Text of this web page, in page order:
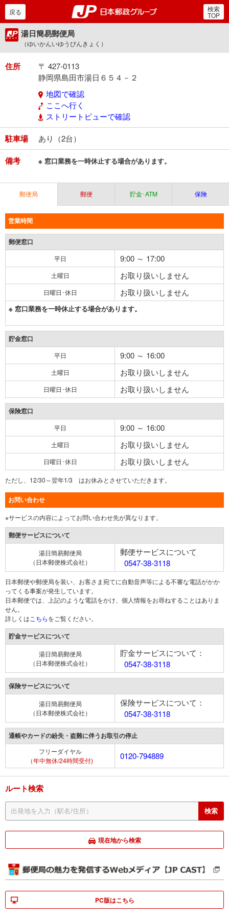
郵便局・日本郵政グルー
戻る 検索
TOP
湯日簡易郵便局
（ゆいかんいゆうびんきょく）
住所
〒 427-0113
静岡県島田市湯日６５４－２
地図で確認
ここへ行く
ストリートビューで確認
駐車場 あり（2台）
備考 ※ 窓口業務を一時休止する場合があります。
郵便局 郵便 貯金･ATM 保険
営業時間
郵便窓口
平日 9:00 ～ 17:00
土曜日 お取り扱いしません
日曜日･休日 お取り扱いしません
※ 窓口業務を一時休止する場合があります。
貯金窓口
平日 9:00 ～ 16:00
土曜日 お取り扱いしません
日曜日･休日 お取り扱いしません
保険窓口
平日 9:00 ～ 16:00
土曜日 お取り扱いしません
日曜日･休日 お取り扱いしません
ただし、12/30～翌年1/3 はお休みとさせていただきます。
お問い合わせ
※サービスの内容によってお問い合わせ先が異なります。
郵便サービスについて
湯日簡易郵便局
（日本郵便株式会社）
郵便サービスについて
0547-38-3118
日本郵便や郵便局を装い、お客さま宛てに自動音声等による不審な電話がかか
ってくる事案が発生しています。
日本郵便では、上記のような電話をかけ、個人情報をお尋ねすることはありま
せん。
詳しくは こちらをご覧ください。
貯金サービスについて
湯日簡易郵便局
（日本郵便株式会社）
貯金サービスについて：
0547-38-3118
保険サービスについて
湯日簡易郵便局
（日本郵便株式会社）
保険サービスについて：
0547-38-3118
通帳やカードの紛失・盗難に伴うお取引の停止
フリーダイヤル
（年中無休/24時間受付)
0120-794889
ルート検索
現在地から検索
PC版はこちら